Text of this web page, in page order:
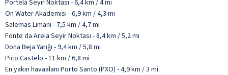
Portela Seyir Noktası - 6,4 km / 4 mi
On Water Akademisi - 6,9 km / 4,3 mi
Salemas Limanı - 7,5 km / 4,7 mi
Fonte da Areia Seyir Noktası - 8,4 km / 5,2 mi
Dona Beja Yarığı - 9,4 km / 5,8 mi
Pico Castelo - 11 km / 6,8 mi
En yakın havaalanı Porto Santo (PXO) - 4,9 km / 3 mi